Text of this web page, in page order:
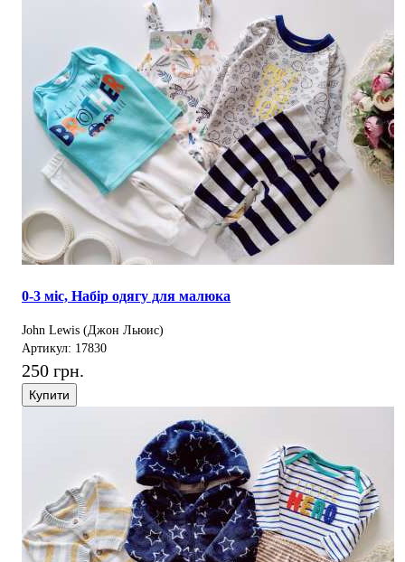
0-3 міс, Набір одягу для малюка
John Lewis (Джон Льюис)
Артикул: 17830
250 грн.
Купити